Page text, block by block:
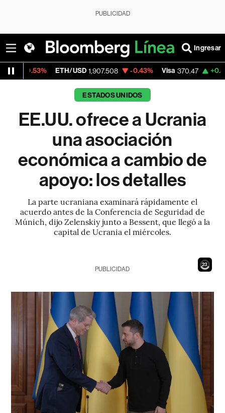
PUBLICIDAD
Ingresar
ETH/USD 1,907.508 -0.43% Visa 370.47 +0.52%
ESTADOS UNIDOS
EE.UU. ofrece a Ucrania
una asociación
económica a cambio de
apoyo: los detalles
La parte ucraniana examinará rápidamente el
acuerdo antes de la Conferencia de Seguridad de
Múnich, dijo Zelenskiy junto a Bessent, que llegó a la
capital de Ucrania el miércoles.
21
PUBLICIDAD